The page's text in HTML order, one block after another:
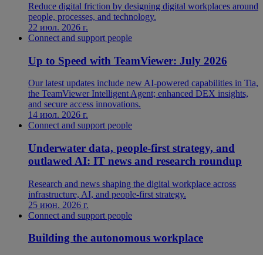
Reduce digital friction by designing digital workplaces around
people, processes, and technology.
22 июл. 2026 г.
Connect and support people
Up to Speed with TeamViewer: July 2026
Our latest updates include new AI-powered capabilities in Tia,
the TeamViewer Intelligent Agent; enhanced DEX insights,
and secure access innovations.
14 июл. 2026 г.
Connect and support people
Underwater data, people-first strategy, and
outlawed AI: IT news and research roundup
Research and news shaping the digital workplace across
infrastructure, AI, and people-first strategy.
25 июн. 2026 г.
Connect and support people
Building the autonomous workplace